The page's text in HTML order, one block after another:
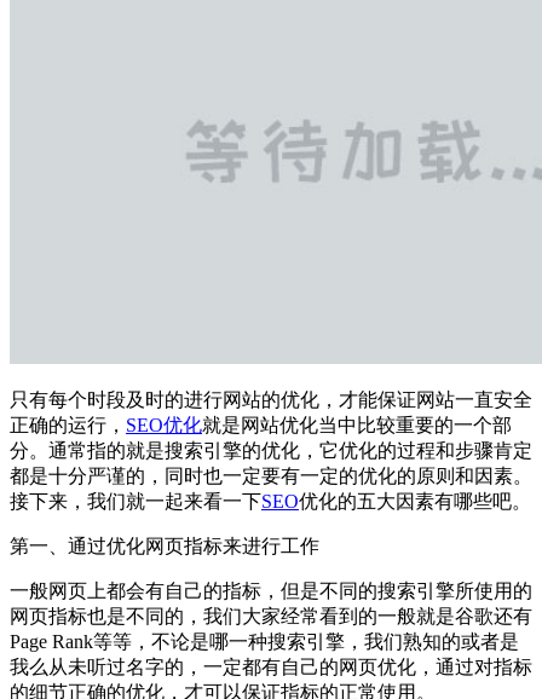
只有每个时段及时的进行网站的优化，才能保证网站一直安全
正确的运行， SEO优化就是网站优化当中比较重要的一个部
分。通常指的就是搜索引擎的优化，它优化的过程和步骤肯定
都是十分严谨的，同时也一定要有一定的优化的原则和因素。
接下来，我们就一起来看一下SEO优化的五大因素有哪些吧。
第一、通过优化网页指标来进行工作
一般网页上都会有自己的指标，但是不同的搜索引擎所使用的
网页指标也是不同的，我们大家经常看到的一般就是谷歌还有
Page Rank等等，不论是哪一种搜索引擎，我们熟知的或者是
我么从未听过名字的，一定都有自己的网页优化，通过对指标
的细节正确的优化，才可以保证指标的正常使用。